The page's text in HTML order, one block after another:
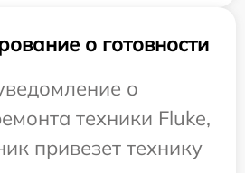
о готовности
о
техники Fluke,
привезет технику